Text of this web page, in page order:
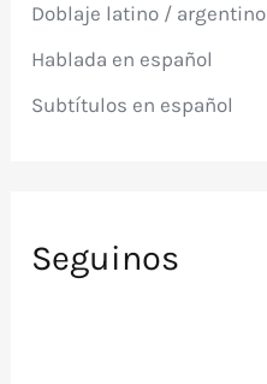
o
:
Doblaje latino / argentino
Hablada en español
Subtítulos en español
Seguinos